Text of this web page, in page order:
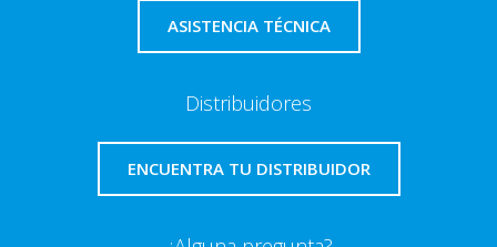
ASISTENCIA TÉCNICA
Distribuidores
ENCUENTRA TU DISTRIBUIDOR